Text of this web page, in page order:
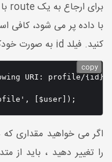
با داده پر می شود، کافی
کنید. فیلد id به صورت خودکار از مدل استخراج می شود:
URI: profile/{id}
[$user]);
copy